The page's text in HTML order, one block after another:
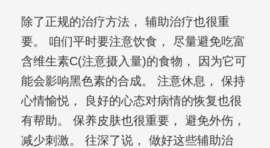
除了正规的治疗方法， 辅助治疗也很重
要。 咱们平时要注意饮食， 尽量避免吃富
含维生素C(注意摄入量)的食物， 因为它可
能会影响黑色素的合成。 注意休息， 保持
心情愉悦， 良好的心态对病情的恢复也很
有帮助。 保养皮肤也很重要， 避免外伤，
减少刺激。 往深了说， 做好这些辅助治